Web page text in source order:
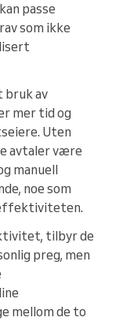
passe
som ikke
bruk av
mer tid og
Uten
avtaler være
manuell
noe som
tilbyr de
preg, men
mellom de to